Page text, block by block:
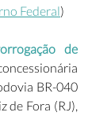
Federal)
de
BR-040
de Fora (RJ),